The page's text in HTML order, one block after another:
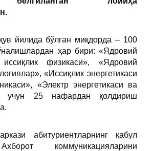
йилида бўлган миқдорда – 100
ҳар бири: «Ядровий
физикаси», «Ядровий
«Иссиқлик энергетикаси
«Электр энергетикаси ва
учун 25 нафардан қолдириш
абитуриентларнинг қабул
коммуникацияларини